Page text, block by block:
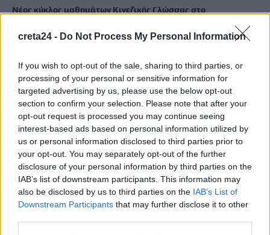
creta24 - Do Not Process My Personal Information
If you wish to opt-out of the sale, sharing to third parties, or
processing of your personal or sensitive information for
targeted advertising by us, please use the below opt-out
section to confirm your selection. Please note that after your
opt-out request is processed you may continue seeing
interest-based ads based on personal information utilized by
us or personal information disclosed to third parties prior to
your opt-out. You may separately opt-out of the further
disclosure of your personal information by third parties on the
IAB’s list of downstream participants. This information may
also be disclosed by us to third parties on the IAB’s List of
Downstream Participants that may further disclose it to other
Νέος κύκλος μαθημάτων Κινεζικής Γλώσσας στο
Πανεπιστήμιο Κρήτης για το ακαδημαϊκό έτος 2026-2027
8 Αυγούστου, 2026
Άνοια: Ποια είναι τα επαγγέλματα που προστατεύουν τον
εγκέφαλο
8 Αυγούστου, 2026
Επίδομα €391 από τον ΟΠΕΚΑ, χωρίς εισοδηματικά κριτήρια:
Η προϋπόθεση
8 Αυγούστου, 2026
Θεατρική αφήγηση «Έρευσεν ύδωρ» στο Δημοτικό Σχολείο
Κεφαλά
8 Αυγούστου, 2026